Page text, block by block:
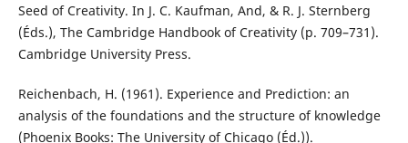
Seed of Creativity. In J. C. Kaufman, And, & R. J. Sternberg
(Éds.), The Cambridge Handbook of Creativity (p. 709–731).
Cambridge University Press.
Reichenbach, H. (1961). Experience and Prediction: an
analysis of the foundations and the structure of knowledge
(Phoenix Books: The University of Chicago (Éd.)).